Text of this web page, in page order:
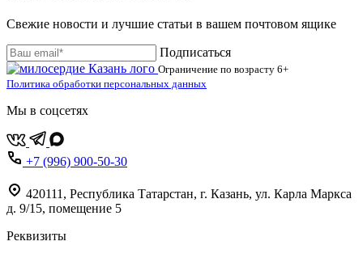
Свежие новости и лучшие статьи в вашем почтовом ящике
Подписаться
Ограничение по возрасту 6+
Политика обработки персональных данных
Мы в соцсетях
+7 (996) 900-50-30
420111 , Республика Татарстан, г. Казань, ул. Карла Маркса
д. 9/15, помещение 5
Реквизиты